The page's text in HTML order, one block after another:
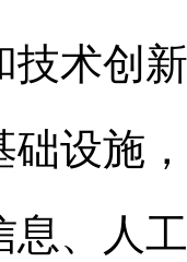
技术创
础设施
息、人